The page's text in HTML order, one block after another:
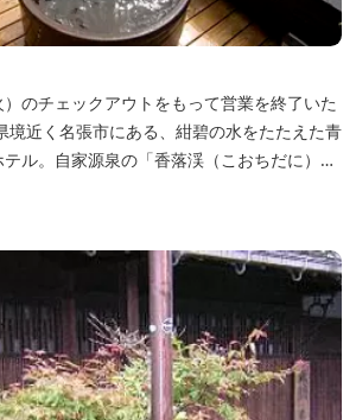
）のチェックアウトをもって営業を終了いた
ル。自家源泉の「香落渓（こおちだに）温
露天風呂から眺める湖は、遮るものがな